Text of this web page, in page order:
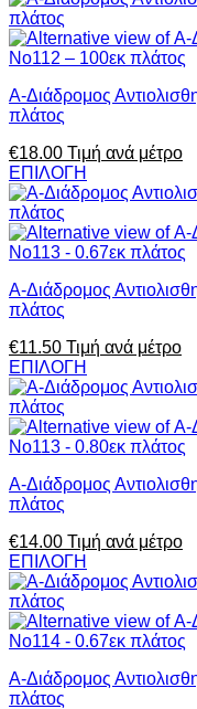
Α-Διάδρομος
πλάτος
€18.00 Τιμή ανά μέτρο
ΕΠΙΛΟΓΗ
Α-Διάδρομος
πλάτος
€11.50 Τιμή ανά μέτρο
ΕΠΙΛΟΓΗ
Α-Διάδρομος
πλάτος
€14.00 Τιμή ανά μέτρο
ΕΠΙΛΟΓΗ
Α-Διάδρομος
πλάτος